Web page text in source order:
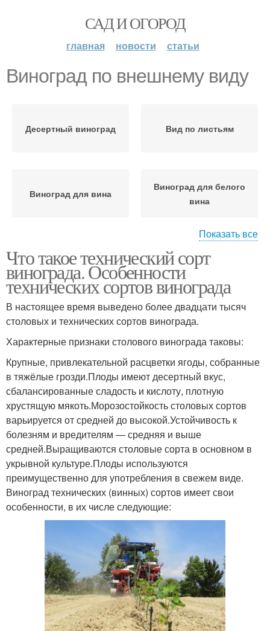
САД И ОГОРОД
главная новости статьи
Виноград по внешнему виду
Десертный виноград Вид по листьям
Виноград для вина
Виноград для белого
вина
Виноград для красного
Показать все
Что такое технический сорт
винограда. Особенности
технических сортов винограда
В настоящее время выведено более двадцати тысяч
столовых и технических сортов винограда.
Характерные признаки столового винограда таковы:
Крупные, привлекательной расцветки ягоды, собранные
в тяжёлые грозди.Плоды имеют десертный вкус,
сбалансированные сладость и кислоту, плотную
хрустящую мякоть.Морозостойкость столовых сортов
варьируется от средней до высокой.Устойчивость к
болезням и вредителям — средняя и выше
средней.Выращиваются столовые сорта в основном в
укрывной культуре.Плоды используются
преимущественно для употребления в свежем виде.
Виноград технических (винных) сортов имеет свои
особенности, в их числе следующие: